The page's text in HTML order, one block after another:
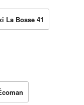
La Bosse 41